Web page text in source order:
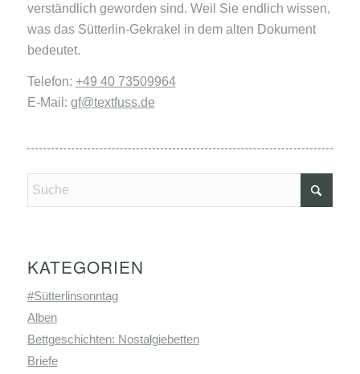
verständlich geworden sind. Weil Sie endlich wissen,
was das Sütterlin-Gekrakel in dem alten Dokument
bedeutet.
Telefon: +49 40 73509964
E-Mail: gf@textfuss.de
KATEGORIEN
#Sütterlinsonntag
Alben
Bettgeschichten: Nostalgiebetten
Briefe